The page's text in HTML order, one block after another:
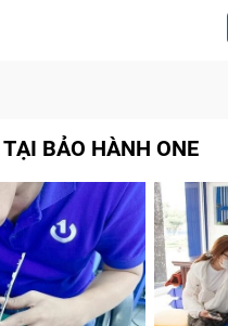
BẢO HÀNH ONE